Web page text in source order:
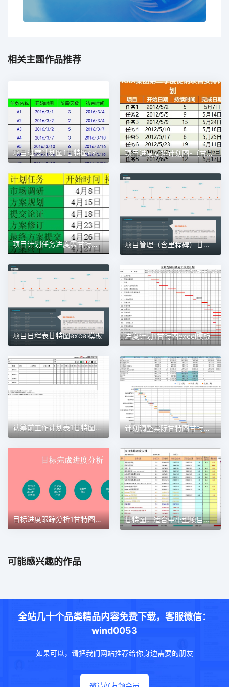
相关主题作品推荐
项目进度计划图1甘特图excel模板 项目进度安排计划图-（甘特图）1甘特图excel模板
项目计划任务进度表甘特图1甘特图excel模板 项目管理（含里程碑）甘特图excel模板
项目日程表甘特图excel模板 进度计划1甘特图excel模板
认筹前工作计划表1甘特图excel模板 计划调整实际甘特图甘特图excel模板
目标进度跟踪分析1甘特图excel模板 甘特图，适合中小型项目管理使用甘特图excel模板
可能感兴趣的作品
全站几十个品类精品内容免费下载，客服微信：
wind0053
如果可以，请把我们网站推荐给你身边需要的朋友